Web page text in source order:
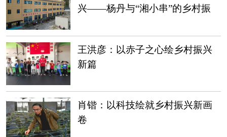
兴——杨丹与“湘小串”的乡村振
王洪彦：以赤子之心绘乡村振兴
新篇
肖锴：以科技绘就乡村振兴新画
卷